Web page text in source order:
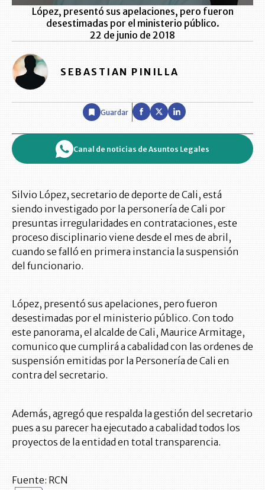
López, presentó sus apelaciones, pero fueron
desestimadas por el ministerio público.
22 de junio de 2018
SEBASTIAN PINILLA
Guardar
Canal de noticias de Asuntos Legales
Silvio López, secretario de deporte de Cali, está
siendo investigado por la personería de Cali por
presuntas irregularidades en contrataciones, este
proceso disciplinario viene desde el mes de abril,
cuando se falló en primera instancia la suspensión
del funcionario.
López, presentó sus apelaciones, pero fueron
desestimadas por el ministerio público. Con todo
este panorama, el alcalde de Cali, Maurice Armitage,
comunico que cumplirá a cabalidad con las ordenes de
suspensión emitidas por la Personería de Cali en
contra del secretario.
Además, agregó que respalda la gestión del secretario
pues a su parecer ha ejecutado a cabalidad todos los
proyectos de la entidad en total transparencia.
Fuente: RCN